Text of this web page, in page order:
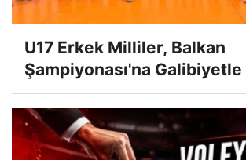
U17 Erkek Milliler, Balkan
Şampiyonası'na Galibiyetle